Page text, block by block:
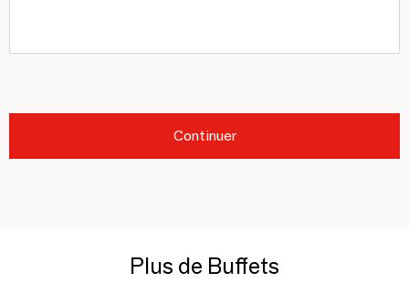
Continuer
Plus de Buffets